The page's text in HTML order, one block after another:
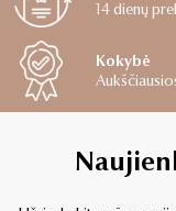
14 dienų
Kokybė